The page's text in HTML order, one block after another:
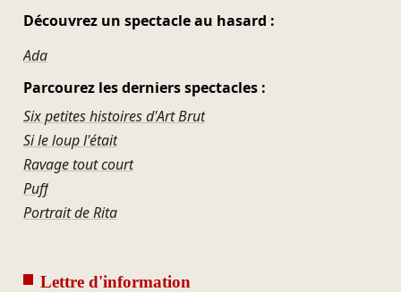
Découvrez un spectacle au hasard :
Ada
Parcourez les derniers spectacles :
Six petites histoires d'Art Brut
Si le loup l'était
Ravage tout court
Puff
Portrait de Rita
Lettre d'information